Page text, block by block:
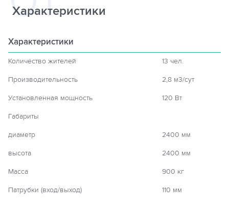
Характеристики
Характеристики
Количество жителей 13 чел.
Производительность 2,8 м3/сут
Установленная мощность 120 Вт
Габариты
диаметр 2400 мм
высота 2400 мм
Масса 900 кг
Патрубки (вход/выход) 110 мм